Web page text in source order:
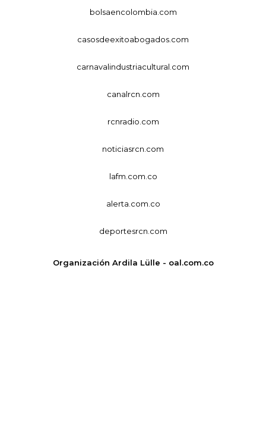
bolsaencolombia.com
casosdeexitoabogados.com
carnavalindustriacultural.com
canalrcn.com
rcnradio.com
noticiasrcn.com
lafm.com.co
alerta.com.co
deportesrcn.com
Organización Ardila Lülle - oal.com.co